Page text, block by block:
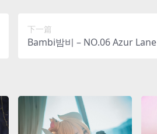
下一篇
Bambi밤비 – NO.06 Azur Lane